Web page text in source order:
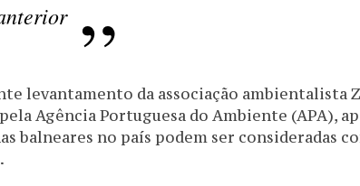
levantamento da associação ambientalista
Agência Portuguesa do Ambiente (APA),
balneares no país podem ser consideradas